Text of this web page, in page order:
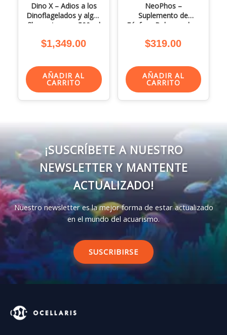
Dino X – Adios a los
Dinoflagelados y algas
filamentosas – 500 ml
$1,349.00
AÑADIR AL
CARRITO
NeoPhos –
Suplemento de
Fósforo Balanceado –
$319.00
AÑADIR AL
CARRITO
¡SUSCRÍBETE A NUESTRO
NEWSLETTER Y MANTENTE
ACTUALIZADO!
Nuestro newsletter es la mejor forma de estar actualizado
en el mundo del acuarismo.
SUSCRIBIRSE